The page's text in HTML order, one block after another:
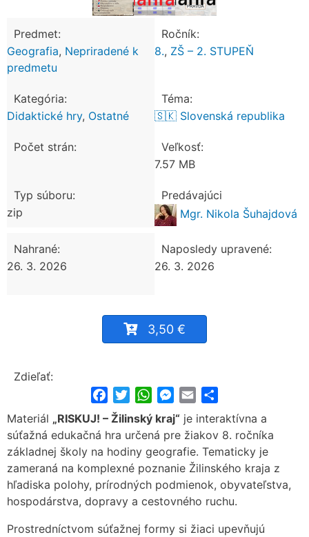
Predmet:
Geografia, Nepriradené k
predmetu
Ročník:
8., ZŠ – 2. STUPEŇ
Kategória:
Didaktické hry, Ostatné
Téma:
🇸🇰 Slovenská republika
Počet strán:
Veľkosť:
7.57 MB
Typ súboru:
zip
Predávajúci
Mgr. Nikola Šuhajdová
Nahrané:
26. 3. 2026
Naposledy upravené:
26. 3. 2026
3,50 €
Zdieľať:
FacebookTwitterWhatsApp
Messenger
Email
Materiál „RISKUJ! – Žilinský kraj“ je interaktívna a
súťažná edukačná hra určená pre žiakov 8. ročníka
základnej školy na hodiny geografie. Tematicky je
zameraná na komplexné poznanie Žilinského kraja z
hľadiska polohy, prírodných podmienok, obyvateľstva,
hospodárstva, dopravy a cestovného ruchu.
Prostredníctvom súťažnej formy si žiaci upevňujú